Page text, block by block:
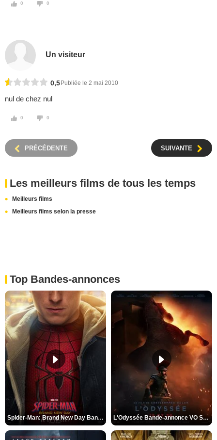
0 0
Un visiteur
0,5 Publiée le 2 mai 2010
nul de chez nul
0 0
PRÉCÉDENTE SUIVANTE
Les meilleurs films de tous les temps
Meilleurs films
Meilleurs films selon la presse
Top Bandes-annonces
Spider-Man: Brand New Day Bande-annonce VO STFR L'Odyssée Bande-annonce VO STFR